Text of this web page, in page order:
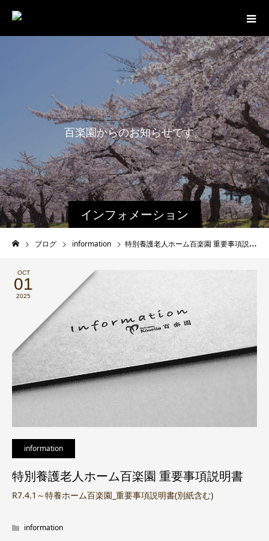
インフォメーション
百楽園からのお知らせです。
ブログ information 特別養護老人ホーム百楽園 重要事項説明書
OCT
01
2025
information
特別養護老人ホーム百楽園 重要事項説明書
R7.4.1～特養ホーム百楽園_重要事項説明書(別紙含む)
information